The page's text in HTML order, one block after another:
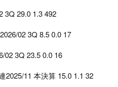
3Q 29.0 1.3 492
02 3Q 8.5 0.0 17
02 3Q 23.5 0.0 16
2025/11 本決算 15.0 1.1 32